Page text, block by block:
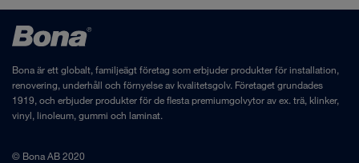
Bona är ett globalt, familjeägt företag som erbjuder produkter för installation,
renovering, underhåll och förnyelse av kvalitetsgolv. Företaget grundades
1919, och erbjuder produkter för de flesta premiumgolvytor av ex. trä, klinker,
vinyl, linoleum, gummi och laminat.
© Bona AB 2020